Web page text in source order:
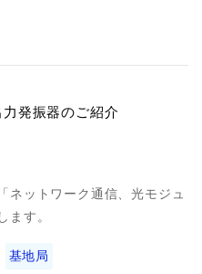
発振器のご紹介
ネットワーク通信、光モジュ
ます。
基地局